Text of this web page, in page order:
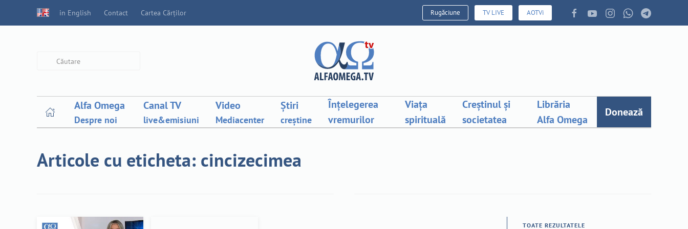
in English Contact Cartea Cărților Rugăciune TV LIVE AOTVi
Alfa Omega
Despre noi
Canal TV
live&emisiuni
Video
Mediacenter
Știri
creștine
Înțelegerea
vremurilor
Viața
spirituală
Creștinul și
societatea
Librăria
Alfa Omega
Donează
Articole cu eticheta: cincizecimea
TOATE REZULTATELE